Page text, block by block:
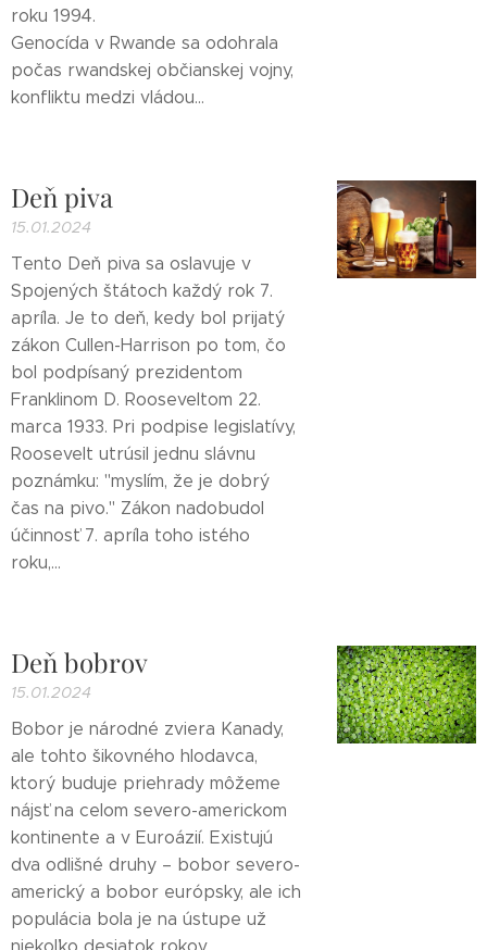
roku 1994.
Genocída v Rwande sa odohrala
počas rwandskej občianskej vojny,
konfliktu medzi vládou...
Deň piva
15.01.2024
Tento Deň piva sa oslavuje v
Spojených štátoch každý rok 7.
apríla. Je to deň, kedy bol prijatý
zákon Cullen-Harrison po tom, čo
bol podpísaný prezidentom
Franklinom D. Rooseveltom 22.
marca 1933. Pri podpise legislatívy,
Roosevelt utrúsil jednu slávnu
poznámku: "myslím, že je dobrý
čas na pivo." Zákon nadobudol
účinnosť 7. apríla toho istého
roku,...
Deň bobrov
15.01.2024
Bobor je národné zviera Kanady,
ale tohto šikovného hlodavca,
ktorý buduje priehrady môžeme
nájsť na celom severo-americkom
kontinente a v Euroázií. Existujú
dva odlišné druhy – bobor severo-
americký a bobor európsky, ale ich
populácia bola je na ústupe už